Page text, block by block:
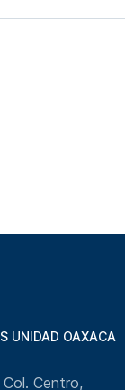
UNIDAD OAXACA
Centro,